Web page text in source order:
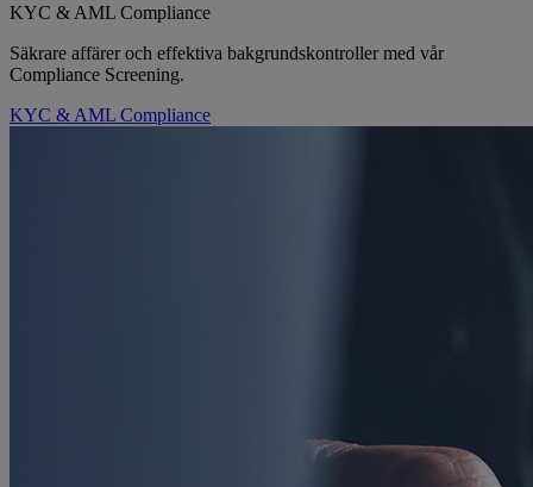
KYC & AML Compliance
Säkrare affärer och effektiva bakgrundskontroller med vår
Compliance Screening.
KYC & AML Compliance